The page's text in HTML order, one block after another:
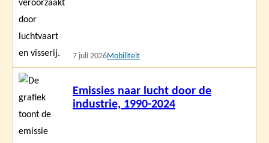
7 juli 2026Mobiliteit
Emissies naar lucht door de
industrie, 1990-2024
Lees
meer